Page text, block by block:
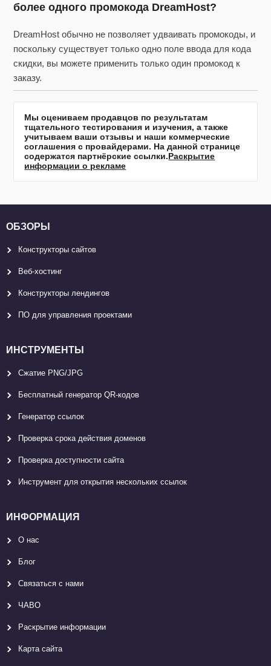
более одного промокода DreamHost?
DreamHost обычно не позволяет удваивать промокоды, и
поскольку существует только одно поле ввода для кода
скидки, вы можете применить только один промокод к
заказу.
Мы оцениваем продавцов по результатам
тщательного тестирования и изучения, а также
учитываем ваши отзывы и наши коммерческие
соглашения с провайдерами. На данной странице
содержатся партнёрские ссылки.Раскрытие
информации о рекламе
ОБЗОРЫ
Конструкторы сайтов
Веб-хостинг
Конструкторы лендингов
ПО для управления проектами
ИНСТРУМЕНТЫ
Сжатие PNG/JPG
Бесплатный генератор QR-кодов
Генератор ссылок
Проверка срока действия доменов
Проверка доступности сайта
Инструмент для открытия нескольких ссылок
ИНФОРМАЦИЯ
О нас
Блог
Связаться с нами
ЧАВО
Раскрытие информации
Карта сайтa